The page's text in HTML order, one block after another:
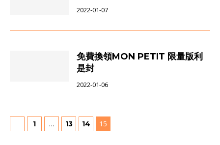
2022-01-07
免費換領MON PETIT 限量版利
是封
2022-01-06
1 … 13 14 15